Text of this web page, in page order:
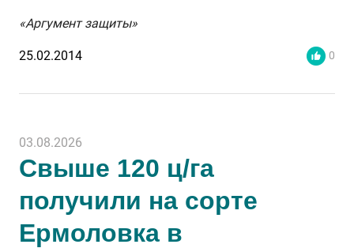
«Аргумент защиты»
25.02.2014 0
03.08.2026
Свыше 120 ц/га
получили на сорте
Ермоловка в